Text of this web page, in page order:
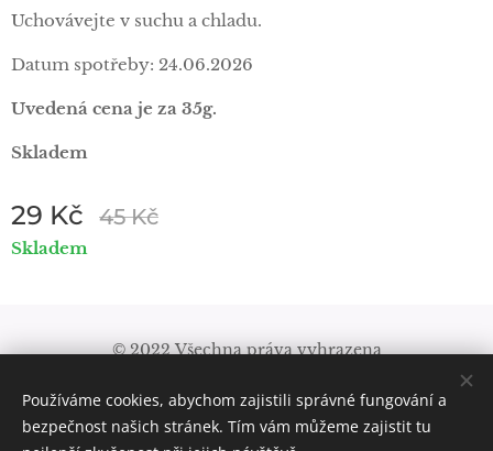
Uchovávejte v suchu a chladu.
Datum spotřeby: 24.06.2026
Uvedená cena je za 35g.
Skladem
29 Kč 45Kč
Skladem
© 2022 Všechna práva vyhrazena
Vytvořeno službouWebnode Cookies
Používáme cookies, abychom zajistili správné fungování a
bezpečnost našich stránek. Tím vám můžeme zajistit tu